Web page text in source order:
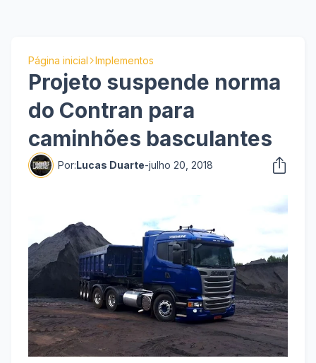
Página inicial Implementos
Projeto suspende norma
do Contran para
caminhões basculantes
Por:Lucas Duarte-julho 20, 2018